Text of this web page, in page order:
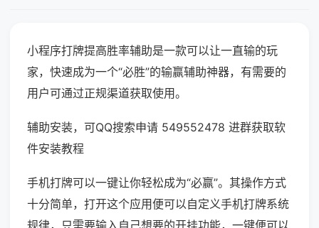
小程序打牌提高胜率辅助是一款可以让一直输的玩
家，快速成为一个“必胜”的输赢辅助神器，有需要的
用户可通过正规渠道获取使用。
辅助安装，可QQ搜索申请 549552478 进群获取软
件安装教程
手机打牌可以一键让你轻松成为“必赢”。其操作方式
十分简单，打开这个应用便可以自定义手机打牌系统
规律，只需要输入自己想要的开挂功能，一键便可以